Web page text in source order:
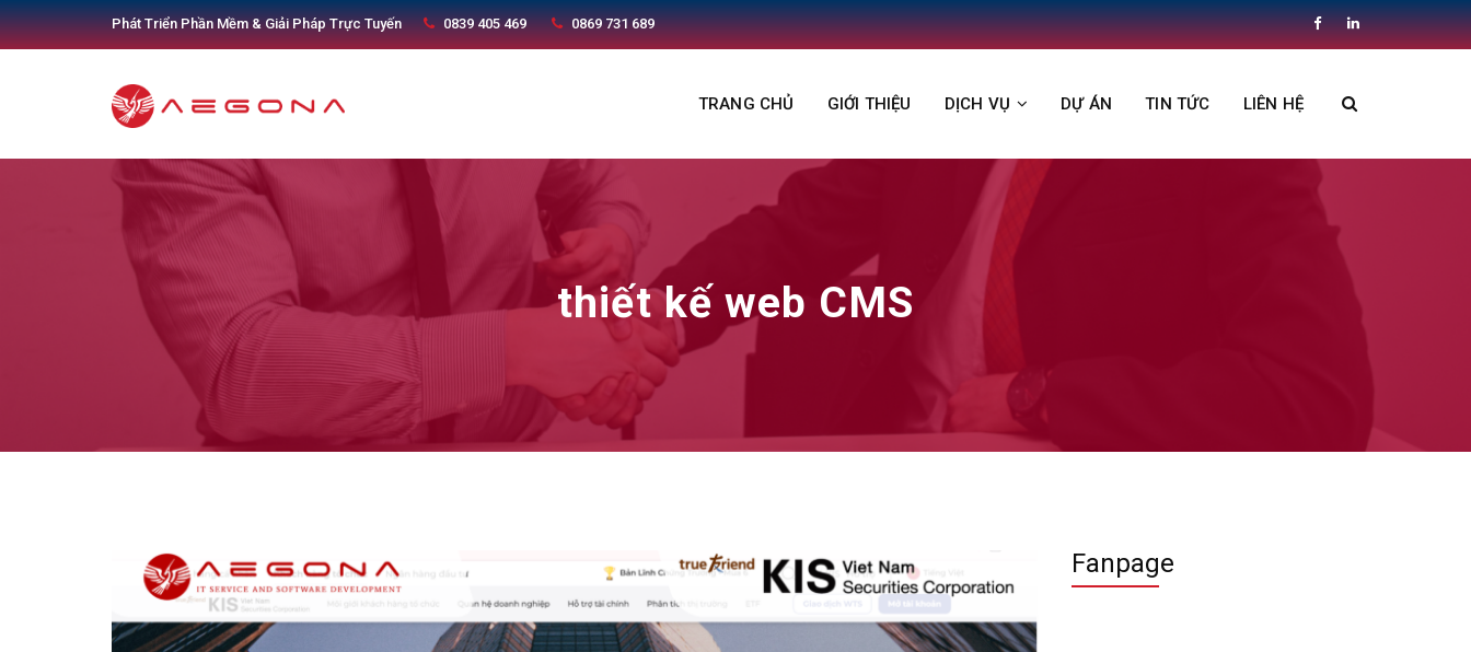
Phát Triển Phần Mềm & Giải Pháp Trực Tuyến 0839 405 469 0869 731 689
TRANG CHỦ GIỚI THIỆU DỊCH VỤ DỰ ÁN TIN TỨC LIÊN HỆ
thiết kế web CMS
Fanpage